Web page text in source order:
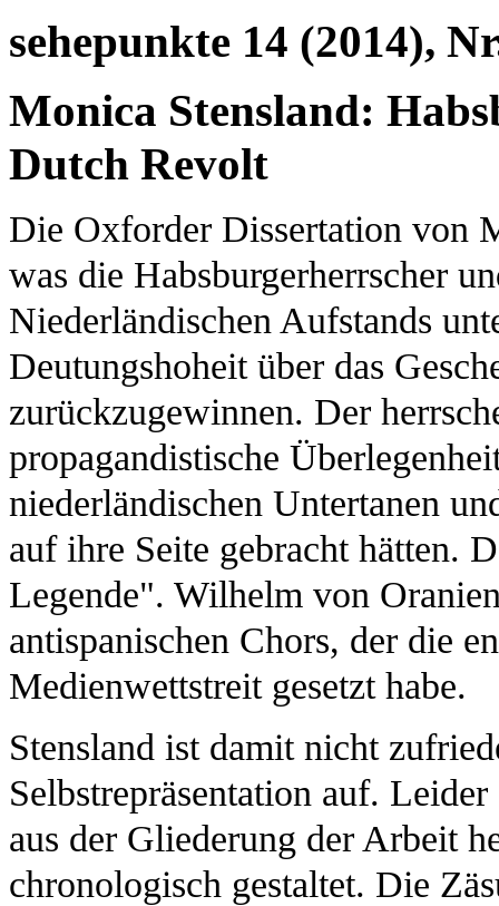
sehepunkte 14 (2014),
Monica Stensland:
Dutch Revolt
Die Oxforder Dissertation von
was die Habsburgerherrscher
Niederländischen Aufstands
Deutungshoheit über das
zurückzugewinnen. Der
propagandistische
niederländischen Untertanen
auf ihre Seite gebracht hätten.
Legende". Wilhelm von
antispanischen Chors, der die
Medienwettstreit gesetzt habe.
Stensland ist damit nicht
Selbstrepräsentation auf.
aus der Gliederung der Arbeit
chronologisch gestaltet. Die